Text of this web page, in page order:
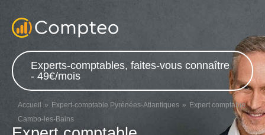
Experts-comptables, faites-vous connaître
- 49€/mois
Accueil Expert-comptable Pyrénées-Atlantiques
Expert comptable
Cambo-les-Bains